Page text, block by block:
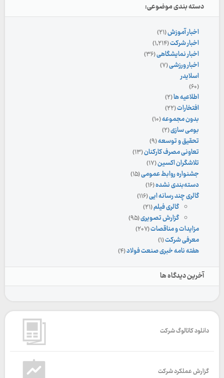
دسته بندی موضوعی:
اخبار آموزش(۲۱)
اخبار شرکت(۱,۲۱۴)
اخبار نمایشگاهی(۳۶)
اخبار ورزشی(۷)
اسلایدر
(۶۰)
اطلاعیه ها(۲)
افتخارات(۲۲)
بدون مجموعه(۱۰)
بومی سازی(۲)
تحقیق و توسعه(۹)
تعاونی مصرف کارکنان(۱۳)
تلاشگران اکسین(۱۷)
جشنواره روابط عمومی(۱۵)
دسته‌بندی نشده(۱۶)
گالری چند رسانه ایی(۱۱۶)
گالری فیلم(۲۱)
گزارش تصویری(۹۵)
مزایدات و مناقصات(۲۰۷)
معرفی شرکت(۱)
هفته نامه خبری صنعت فولاد(۴)
آخرین دیدگاه ها
دانلود کاتالوگ شرکت
گزارش عملکرد شرکت